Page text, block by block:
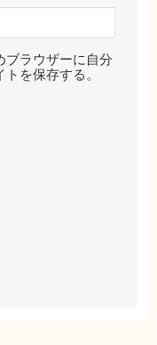
ブラウザーに自分
を保存する。